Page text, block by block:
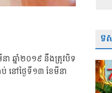
ឆ្នាំ២០១៩ នឹងត្រូវបិទ
នៅថ្ងៃទី១៣ ខែមីនា
ទ